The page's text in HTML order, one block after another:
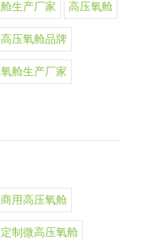
生产厂家 高压氧舱
高压氧舱品牌
舱生产厂家
商用高压氧舱
定制微高压氧舱